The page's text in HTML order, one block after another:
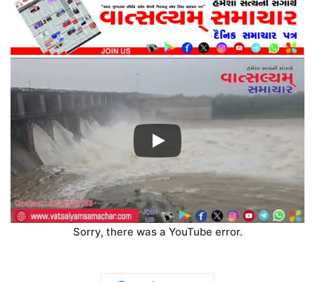
Sorry, there was a YouTube error.